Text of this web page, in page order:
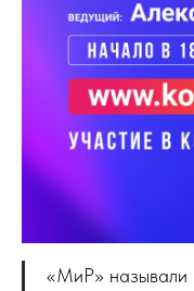
«МиР» называли